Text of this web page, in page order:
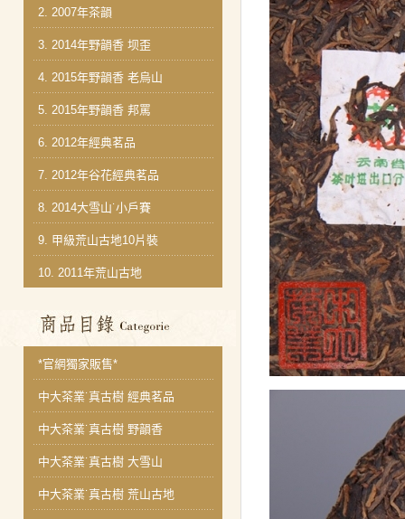
2. 2007年茶韻
3. 2014年野韻香 坝歪
4. 2015年野韻香 老烏山
5. 2015年野韻香 邦罵
6. 2012年經典茗品
7. 2012年谷花經典茗品
8. 2014大雪山˙小戶賽
9. 甲級荒山古地10片裝
10. 2011年荒山古地
商品分類目錄
*官網獨家販售*
中大茶業˙真古樹 經典茗品
中大茶業˙真古樹 野韻香
中大茶業˙真古樹 大雪山
中大茶業˙真古樹 荒山古地